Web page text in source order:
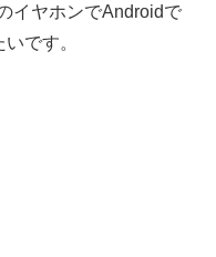
イヤホンでAndroidで
です。